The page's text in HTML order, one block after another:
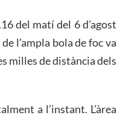
del matí del 6 d’agost
l’ampla bola de foc va
milles de distància dels
a l’instant. L’àrea